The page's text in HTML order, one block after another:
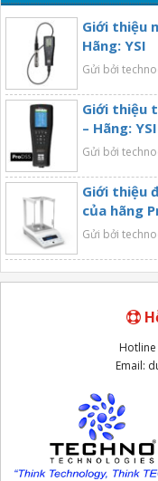
Giới thiệu
Hãng: YSI
Gửi bởi
Giới thiệu
– Hãng:
Gửi bởi
Giới thiệu
của hãng
Gửi bởi
Hotline
Email: